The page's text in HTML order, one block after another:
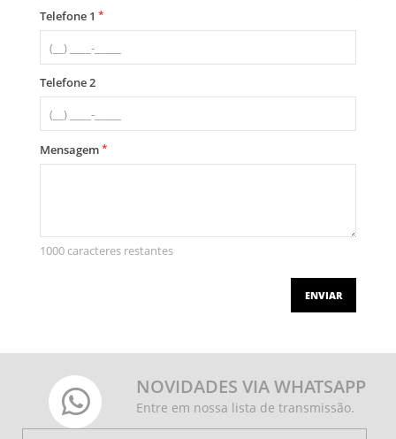
Telefone 1 *
Telefone 2
Mensagem*
1000 caracteres restantes
ENVIAR
NOVIDADES VIA WHATSAPP
Entre em nossa lista de transmissão.